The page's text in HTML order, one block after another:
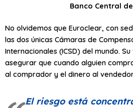
Banco Central
No olvidemos que Euroclear, con
las dos únicas Cámaras de
Internacionales (ICSD) del mundo.
asegurar que cuando alguien
al comprador y el dinero al
El riesgo está